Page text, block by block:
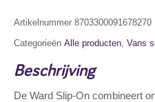
Artikelnummer 8703300091678270
Categorieën Alle producten, Vans
Beschrijving
De Ward Slip-On combineert